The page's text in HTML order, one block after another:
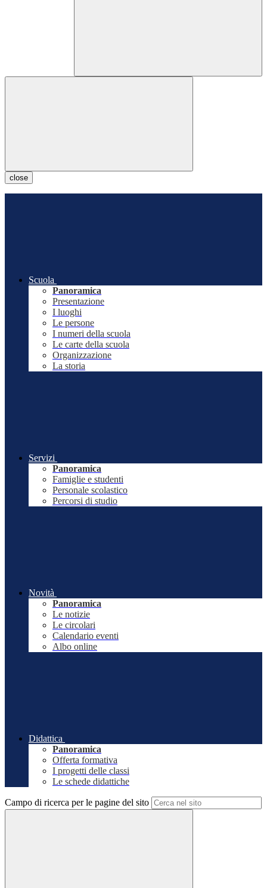
close
Scuola
Panoramica
Presentazione
I luoghi
Le persone
I numeri della scuola
Le carte della scuola
Organizzazione
La storia
Servizi
Panoramica
Famiglie e studenti
Personale scolastico
Percorsi di studio
Novità
Panoramica
Le notizie
Le circolari
Calendario eventi
Albo online
Didattica
Panoramica
Offerta formativa
I progetti delle classi
Le schede didattiche
Campo di ricerca per le pagine del sito